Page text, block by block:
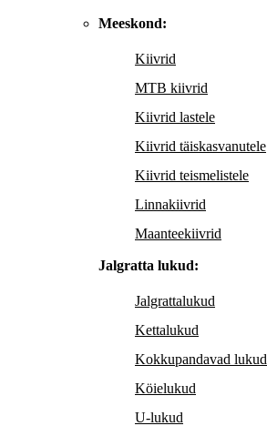
Meeskond:
Kiivrid
MTB kiivrid
Kiivrid lastele
Kiivrid täiskasvanutele
Kiivrid teismelistele
Linnakiivrid
Maanteekiivrid
Jalgratta lukud:
Jalgrattalukud
Kettalukud
Kokkupandavad lukud
Köielukud
U-lukud